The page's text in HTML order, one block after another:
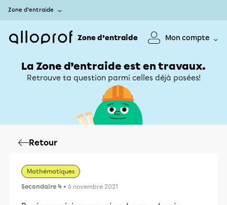
Zone d’entraide
Zone d’entraide Mon compte
La Zone d’entraide est en travaux.
Retrouve ta question parmi celles déjà posées!
Retour
Mathématiques
Secondaire 4 • 6 novembre 2021